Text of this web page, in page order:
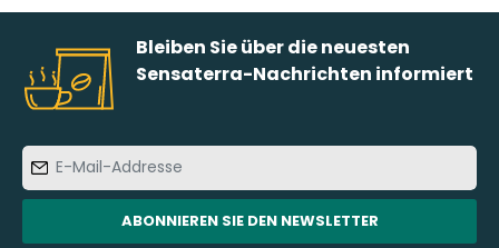
Bleiben Sie über die neuesten
Sensaterra-Nachrichten informiert
Mail-
Addresse
ABONNIEREN SIE DEN NEWSLETTER